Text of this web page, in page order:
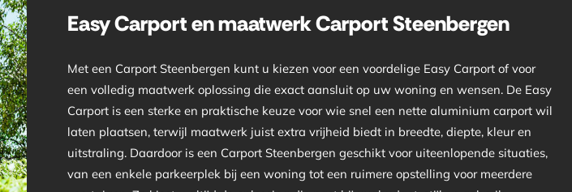
Easy Carport en maatwerk Carport Steenbergen
Met een Carport Steenbergen kunt u kiezen voor een voordelige Easy Carport of voor
een volledig maatwerk oplossing die exact aansluit op uw woning en wensen. De Easy
Carport is een sterke en praktische keuze voor wie snel een nette aluminium carport wil
laten plaatsen, terwijl maatwerk juist extra vrijheid biedt in breedte, diepte, kleur en
uitstraling. Daardoor is een Carport Steenbergen geschikt voor uiteenlopende situaties,
van een enkele parkeerplek bij een woning tot een ruimere opstelling voor meerdere